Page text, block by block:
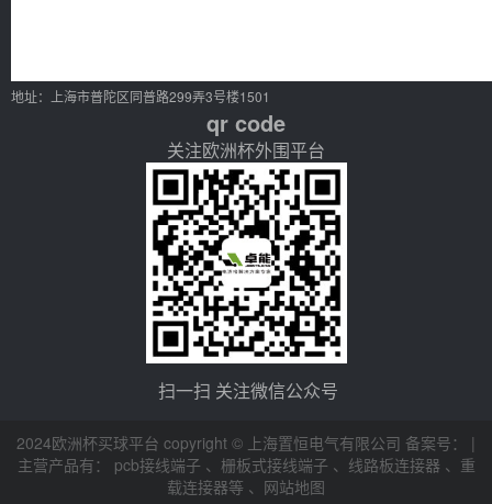
地址：上海市普陀区同普路299弄3号楼1501
qr code
关注欧洲杯外围平台
扫一扫 关注微信公众号
2024欧洲杯买球平台 copyright © 上海置恒电气有限公司 备案号： |
主营产品有： pcb接线端子 、 栅板式接线端子 、 线路板连接器 、 重
载连接器等 、 网站地图